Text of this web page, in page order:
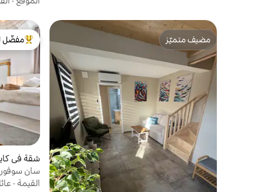
مضيف متميّز
مضيف متميّز
من أبرز
مفضّل
شقة في
سان سوفور
القيمة ·